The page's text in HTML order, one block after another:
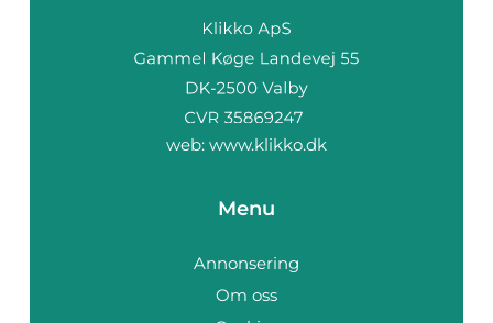
web: www.klikko.dk
Menu
Annonsering
Om oss